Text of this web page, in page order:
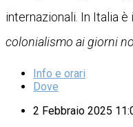
internazionali. In Italia è
colonialismo ai giorni
Info e orari
Dove
2 Febbraio 2025